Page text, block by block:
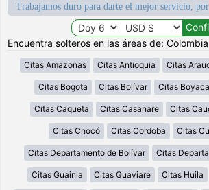
Trabajamos duro para darte el mejor servicio,
Encuentra solteros en las áreas de: Colombia
Citas Amazonas Citas Antioquia Citas
Citas Bogota Citas Bolívar Citas Boyaca
Citas Caqueta Citas Casanare Citas
Citas Chocó Citas Cordoba Citas
Citas Departamento de Bolívar Citas
Citas Guainia Citas Guaviare Citas Huila